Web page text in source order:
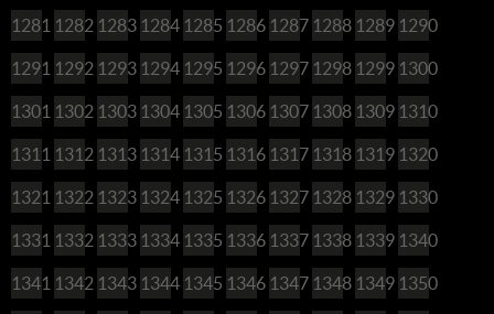
1281 1282 1283 1284 1285 1286 1287 1288 1289 1290
1291 1292 1293 1294 1295 1296 1297 1298 1299 1300
1301 1302 1303 1304 1305 1306 1307 1308 1309 1310
1311 1312 1313 1314 1315 1316 1317 1318 1319 1320
1321 1322 1323 1324 1325 1326 1327 1328 1329 1330
1331 1332 1333 1334 1335 1336 1337 1338 1339 1340
1341 1342 1343 1344 1345 1346 1347 1348 1349 1350